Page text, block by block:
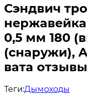
Сэндвич
0,5 мм 180
(снаружи),
вата отзывы
Теги:Дымоходы